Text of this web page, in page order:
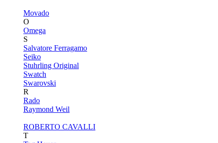
Movado
O
Omega
S
Salvatore Ferragamo
Seiko
Stuhrling Original
Swatch
Swarovski
R
Rado
Raymond Weil
ROBERTO CAVALLI
T